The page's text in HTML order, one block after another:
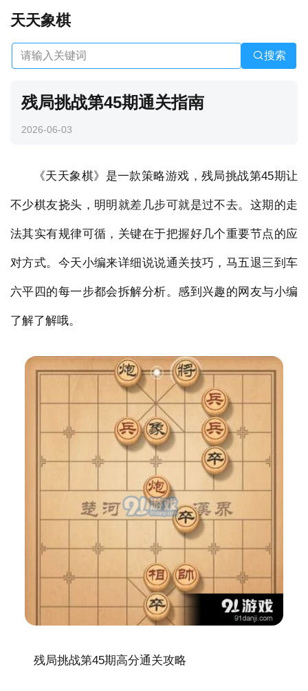
天天象棋
搜索
残局挑战第45期通关指南
2026-06-03
《天天象棋》是一款策略游戏，残局挑战第45期让
不少棋友挠头，明明就差几步可就是过不去。这期的走
法其实有规律可循，关键在于把握好几个重要节点的应
对方式。今天小编来详细说说通关技巧，马五退三到车
六平四的每一步都会拆解分析。感到兴趣的网友与小编
了解了解哦。
残局挑战第45期高分通关攻略